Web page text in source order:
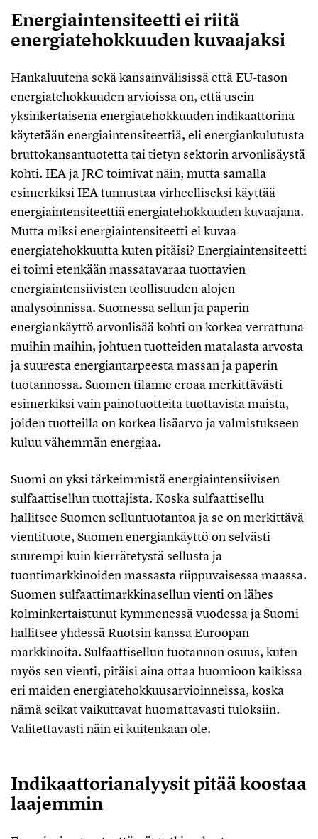
Energiaintensiteetti ei riitä
energiatehokkuuden kuvaajaksi
Hankaluutena sekä kansainvälisissä että EU-tason
energiatehokkuuden arvioissa on, että usein
yksinkertaisena energiatehokkuuden indikaattorina
käytetään energiaintensiteettiä, eli energiankulutusta
bruttokansantuotetta tai tietyn sektorin arvonlisäystä
kohti. IEA ja JRC toimivat näin, mutta samalla
esimerkiksi IEA tunnustaa virheelliseksi käyttää
energiaintensiteettiä energiatehokkuuden kuvaajana.
Mutta miksi energiaintensiteetti ei kuvaa
energiatehokkuutta kuten pitäisi? Energiaintensiteetti
ei toimi etenkään massatavaraa tuottavien
energiaintensiivisten teollisuuden alojen
analysoinnissa. Suomessa sellun ja paperin
energiankäyttö arvonlisää kohti on korkea verrattuna
muihin maihin, johtuen tuotteiden matalasta arvosta
ja suuresta energiantarpeesta massan ja paperin
tuotannossa. Suomen tilanne eroaa merkittävästi
esimerkiksi vain painotuotteita tuottavista maista,
joiden tuotteilla on korkea lisäarvo ja valmistukseen
kuluu vähemmän energiaa.
Suomi on yksi tärkeimmistä energiaintensiivisen
sulfaattisellun tuottajista. Koska sulfaattisellu
hallitsee Suomen selluntuotantoa ja se on merkittävä
vientituote, Suomen energiankäyttö on selvästi
suurempi kuin kierrätetystä sellusta ja
tuontimarkkinoiden massasta riippuvaisessa maassa.
Suomen sulfaattimarkkinasellun vienti on lähes
kolminkertaistunut kymmenessä vuodessa ja Suomi
hallitsee yhdessä Ruotsin kanssa Euroopan
markkinoita. Sulfaattisellun tuotannon osuus, kuten
myös sen vienti, pitäisi aina ottaa huomioon kaikissa
eri maiden energiatehokkuusarvioinneissa, koska
nämä seikat vaikuttavat huomattavasti tuloksiin.
Valitettavasti näin ei kuitenkaan ole.
Indikaattorianalyysit pitää koostaa
laajemmin